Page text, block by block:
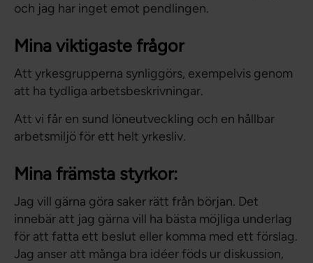
och jag har inget emot pendlingen.
Mina viktigaste frågor
Att yrkesgrupperna synliggörs, exempelvis genom
att ha tydliga arbetsbeskrivningar.
Att vi får en sund löneutveckling och en hållbar
arbetsmiljö för ett helt yrkesliv.
Mina främsta styrkor:
Jag vill gärna göra saker rätt från början. Det
innebär att jag gärna vill ha bästa möjliga underlag
för att fatta ett beslut eller komma med ett förslag.
Jag anser att många bra idéer föds ur diskussion,